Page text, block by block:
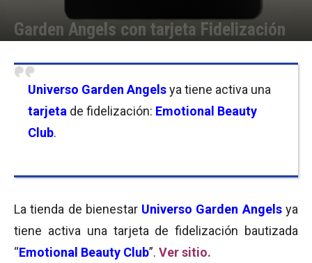
Garden Angels con tarjeta Fidelización
Universo Garden Angelsya tiene activa una
tarjeta de fidelización: Emotional Beauty
Club.
La tienda de bienestar Universo Garden Angelsya
tiene activa una tarjeta de fidelización bautizada
“Emotional Beauty Club”. Ver sitio.